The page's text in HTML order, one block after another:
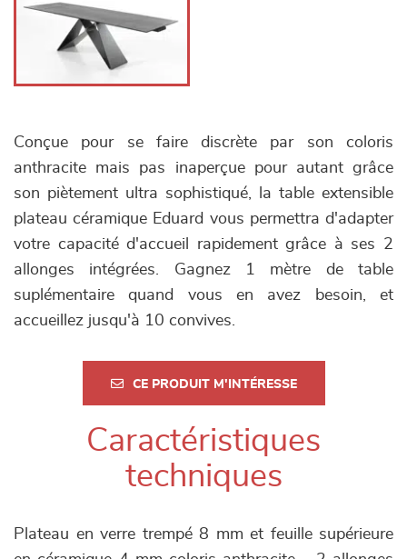
Conçue pour se faire discrète par son coloris
anthracite mais pas inaperçue pour autant grâce
son piètement ultra sophistiqué, la table extensible
plateau céramique Eduard vous permettra d'adapter
votre capacité d'accueil rapidement grâce à ses 2
allonges intégrées. Gagnez 1 mètre de table
suplémentaire quand vous en avez besoin, et
accueillez jusqu'à 10 convives.
CE PRODUIT M'INTÉRESSE
Caractéristiques
techniques
Plateau en verre trempé 8 mm et feuille supérieure